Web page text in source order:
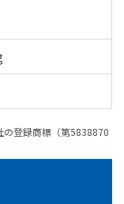
の登録商標（第5838870